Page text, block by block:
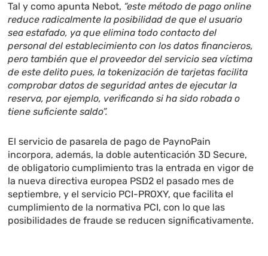
Tal y como apunta Nebot, “este método de pago online
reduce radicalmente la posibilidad de que el usuario
sea estafado, ya que elimina todo contacto del
personal del establecimiento con los datos financieros,
pero también que el proveedor del servicio sea víctima
de este delito pues, la tokenización de tarjetas facilita
comprobar datos de seguridad antes de ejecutar la
reserva, por ejemplo, verificando si ha sido robada o
tiene suficiente saldo”.
El servicio de pasarela de pago de PaynoPain
incorpora, además, la doble autenticación 3D Secure,
de obligatorio cumplimiento tras la entrada en vigor de
la nueva directiva europea PSD2 el pasado mes de
septiembre, y el servicio PCI-PROXY, que facilita el
cumplimiento de la normativa PCI, con lo que las
posibilidades de fraude se reducen significativamente.